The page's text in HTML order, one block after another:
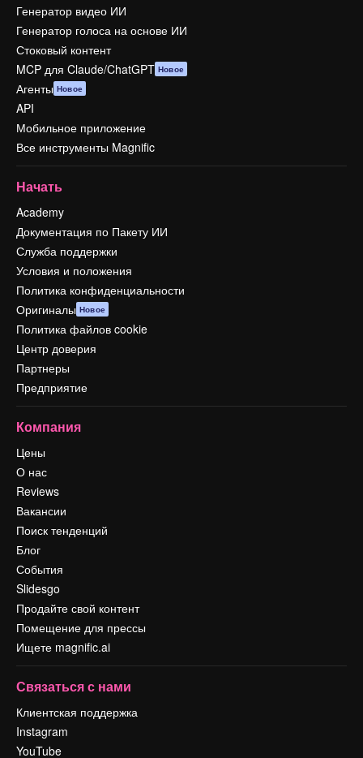
Генератор видео ИИ
Генератор голоса на основе ИИ
Стоковый контент
MCP для Claude/ChatGPT Новое
Агенты Новое
API
Мобильное приложение
Все инструменты Magnific
Начать
Academy
Документация по Пакету ИИ
Служба поддержки
Условия и положения
Политика конфиденциальности
Оригиналы Новое
Политика файлов cookie
Центр доверия
Партнеры
Предприятие
Компания
Цены
О нас
Reviews
Вакансии
Поиск тенденций
Блог
События
Slidesgo
Продайте свой контент
Помещение для прессы
Ищете magnific.ai
Связаться с нами
Клиентская поддержка
Instagram
YouTube